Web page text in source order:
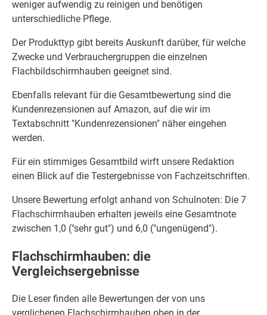
weniger aufwendig zu reinigen und benötigen
unterschiedliche Pflege.
Der Produkttyp gibt bereits Auskunft darüber, für welche
Zwecke und Verbrauchergruppen die einzelnen
Flachbildschirmhauben geeignet sind.
Ebenfalls relevant für die Gesamtbewertung sind die
Kundenrezensionen auf Amazon, auf die wir im
Textabschnitt "Kundenrezensionen" näher eingehen
werden.
Für ein stimmiges Gesamtbild wirft unsere Redaktion
einen Blick auf die Testergebnisse von Fachzeitschriften.
Unsere Bewertung erfolgt anhand von Schulnoten: Die 7
Flachschirmhauben erhalten jeweils eine Gesamtnote
zwischen 1,0 ("sehr gut") und 6,0 ("ungenügend").
Flachschirmhauben: die
Vergleichsergebnisse
Die Leser finden alle Bewertungen der von uns
verglichenen Flachschirmhauben oben in der